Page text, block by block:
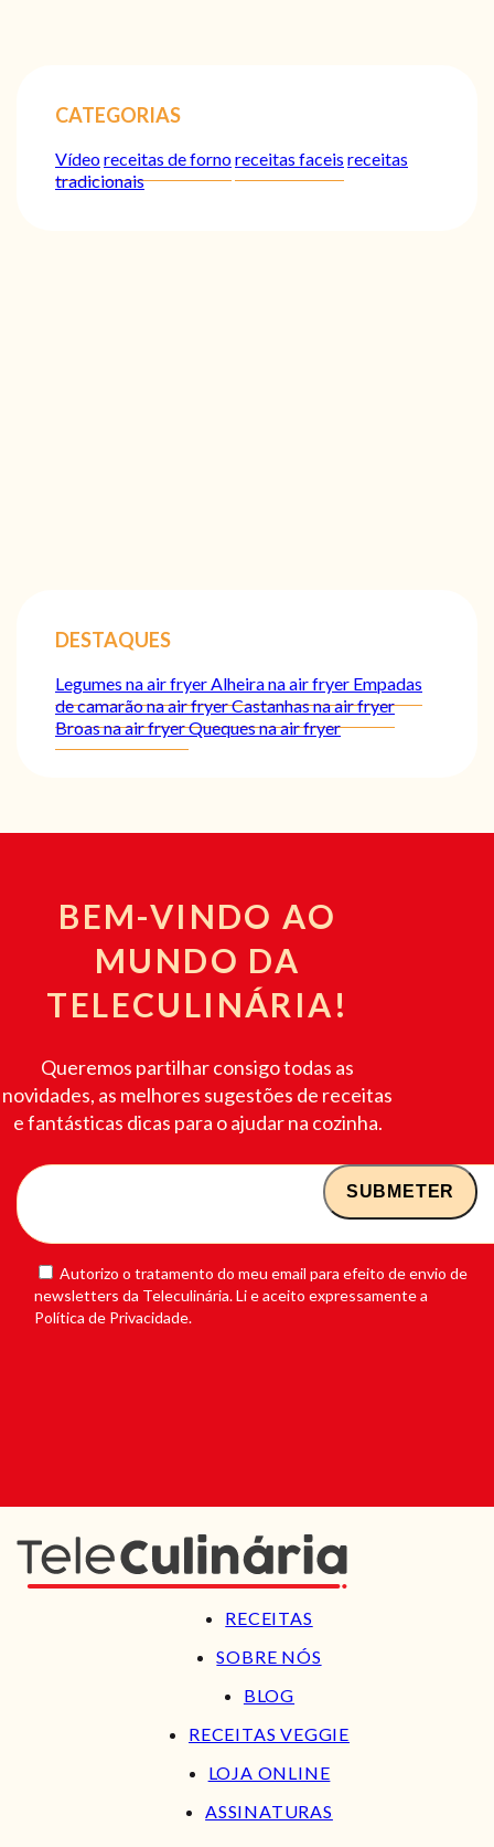
CATEGORIAS
Vídeoreceitas de fornoreceitas faceis receitas
tradicionais
DESTAQUES
Legumes na air fryer Alheira na air fryer Empadas
de camarão na air fryerCastanhas na air fryer
Broas na air fryerQueques na air fryer
BEM-VINDO AO
MUNDO DA
TELECULINÁRIA!
Queremos partilhar consigo todas as
novidades, as melhores sugestões de receitas
e fantásticas dicas para o ajudar na cozinha.
Autorizo o tratamento do meu email para efeito de envio de
newsletters da Teleculinária. Li e aceito expressamente a
Política de Privacidade.
RECEITAS
SOBRE NÓS
BLOG
RECEITAS VEGGIE
LOJA ONLINE
ASSINATURAS